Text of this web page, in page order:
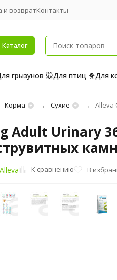
и возвратКонтакты
Каталог
грызунов 🐭Для птиц 🐥Для
Корма Сухие Alleva
Adult Urinary
Alleva К сравнению В